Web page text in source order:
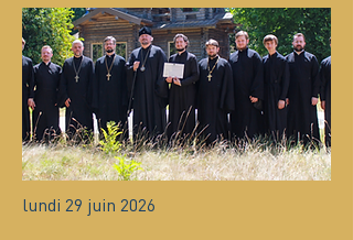
lundi 29 juin 2026